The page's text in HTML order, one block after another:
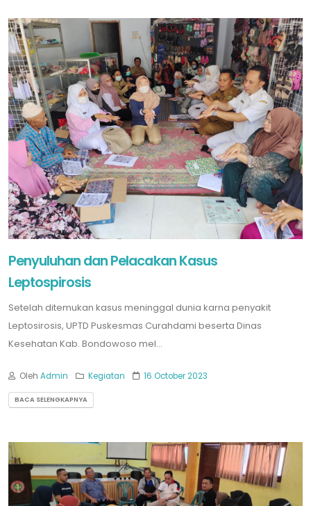
Penyuluhan dan Pelacakan Kasus
Leptospirosis
Setelah ditemukan kasus meninggal dunia karna penyakit
Leptosirosis, UPTD Puskesmas Curahdami beserta Dinas
Kesehatan Kab. Bondowoso mel...
Oleh Admin Kegiatan 16 October 2023
BACA SELENGKAPNYA